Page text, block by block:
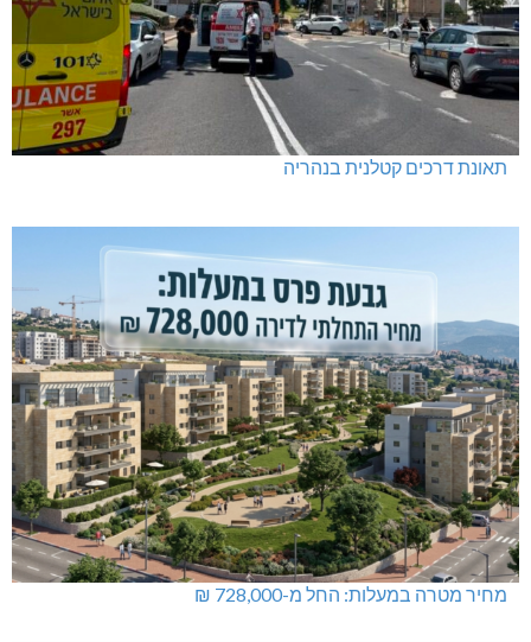
בדיקות פוליגרף – מתי כדאי לבדוק את העובדות ולא להסתפק
בהשערות?
נחל כזיב: חילוץ בעומס החום הכבד